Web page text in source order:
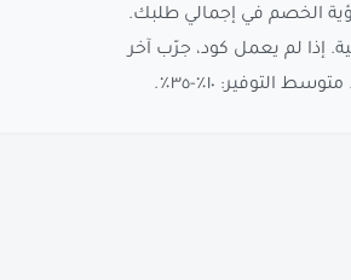
الخصم في إجمالي طلبك.
إذا لم يعمل كود، جرّب آخر
١٠٪-٣٥٪.